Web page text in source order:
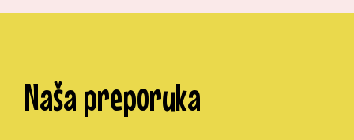
Naša preporuka